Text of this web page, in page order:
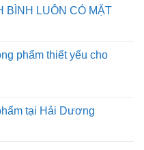
BÌNH LUÔN CÓ MẶT
phẩm thiết yếu cho
tại Hải Dương